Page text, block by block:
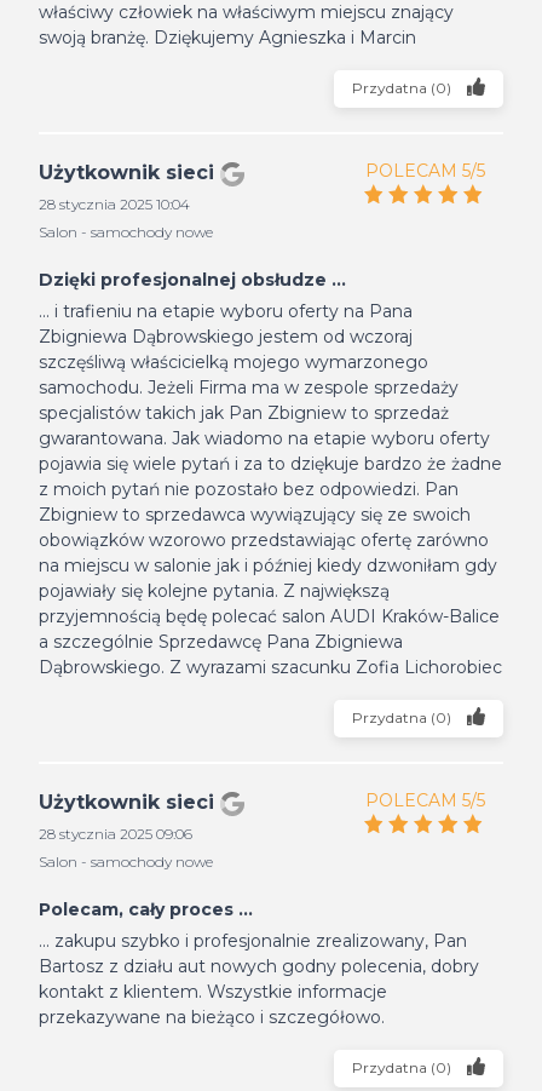
właściwy człowiek na właściwym miejscu znający
swoją branżę. Dziękujemy Agnieszka i Marcin
Przydatna (0)
Użytkownik sieci
28 stycznia 2025 10:04
Salon - samochody nowe
POLECAM 5/5
Dzięki profesjonalnej obsłudze ...
... i trafieniu na etapie wyboru oferty na Pana
Zbigniewa Dąbrowskiego jestem od wczoraj
szczęśliwą właścicielką mojego wymarzonego
samochodu. Jeżeli Firma ma w zespole sprzedaży
specjalistów takich jak Pan Zbigniew to sprzedaż
gwarantowana. Jak wiadomo na etapie wyboru oferty
pojawia się wiele pytań i za to dziękuje bardzo że żadne
z moich pytań nie pozostało bez odpowiedzi. Pan
Zbigniew to sprzedawca wywiązujący się ze swoich
obowiązków wzorowo przedstawiając ofertę zarówno
na miejscu w salonie jak i później kiedy dzwoniłam gdy
pojawiały się kolejne pytania. Z największą
przyjemnością będę polecać salon AUDI Kraków-Balice
a szczególnie Sprzedawcę Pana Zbigniewa
Dąbrowskiego. Z wyrazami szacunku Zofia Lichorobiec
Przydatna (0)
Użytkownik sieci
28 stycznia 2025 09:06
Salon - samochody nowe
POLECAM 5/5
Polecam, cały proces ...
... zakupu szybko i profesjonalnie zrealizowany, Pan
Bartosz z działu aut nowych godny polecenia, dobry
kontakt z klientem. Wszystkie informacje
przekazywane na bieżąco i szczegółowo.
Przydatna (0)